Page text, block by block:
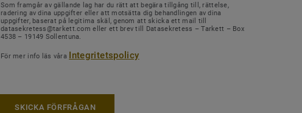
Som framgår av gällande lag har du rätt att begära tillgång till, rättelse,
radering av dina uppgifter eller att motsätta dig behandlingen av dina
uppgifter, baserat på legitima skäl, genom att skicka ett mail till
datasekretess@tarkett.com eller ett brev till Datasekretess – Tarkett – Box
4538 – 19149 Sollentuna.
För mer info läs våra Integritetspolicy
SKICKA FÖRFRÅGAN